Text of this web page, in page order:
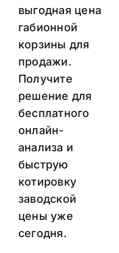
выгодная цена
габионной
корзины для
продажи.
Получите
решение для
бесплатного
онлайн-
анализа и
быструю
котировку
заводской
цены уже
сегодня.